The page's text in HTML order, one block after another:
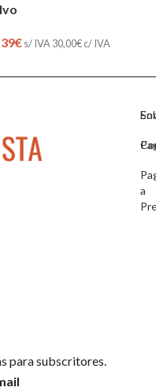
€s/ IVA 30,00€c/ IVA
a
para subscritores.